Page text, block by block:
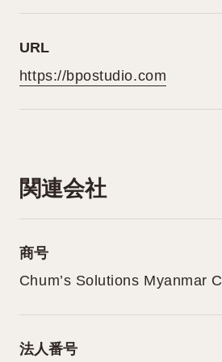
URL
https://bpostudio.com
関連会社
商号
Chum’s Solutions Myanmar
法人番号